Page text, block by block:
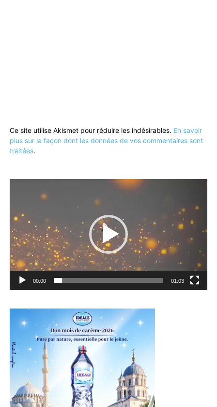
Ce site utilise Akismet pour réduire les indésirables. En savoir
plus sur la façon dont les données de vos commentaires sont
traitées.
00:00 01:03